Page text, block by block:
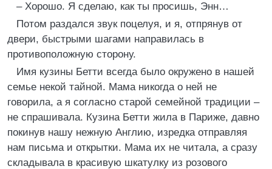
– Хорошо. Я сделаю, как ты просишь, Энн…
Потом раздался звук поцелуя, и я, отпрянув от
двери, быстрыми шагами направилась в
противоположную сторону.
Имя кузины Бетти всегда было окружено в нашей
семье некой тайной. Мама никогда о ней не
говорила, а я согласно старой семейной традиции –
не спрашивала. Кузина Бетти жила в Париже, давно
покинув нашу нежную Англию, изредка отправляя
нам письма и открытки. Мама их не читала, а сразу
складывала в красивую шкатулку из розового